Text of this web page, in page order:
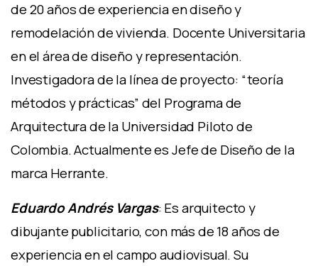
de 20 años de experiencia en diseño y
remodelación de vivienda. Docente Universitaria
en el área de diseño y representación.
Investigadora de la línea de proyecto: “teoría
métodos y prácticas” del Programa de
Arquitectura de la Universidad Piloto de
Colombia.Actualmente es Jefe de Diseño de la
marca Herrante.
Eduardo Andrés Vargas: Es arquitecto y
dibujante publicitario, con más de 18 años de
experiencia en el campo audiovisual. Su